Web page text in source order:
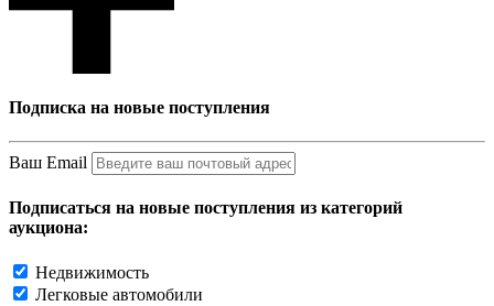
Подписка на новые поступления
Ваш Email
Подписаться на новые поступления из категорий
аукциона:
Недвижимость
Легковые автомобили